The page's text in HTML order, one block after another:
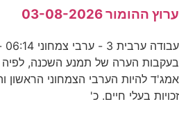
ערוץ ההומור 03-08-2026
בעקבות הערה של תמנע השכנה, לפיה
אמג'ד להיות הערבי הצמחוני הראשון
זכויות בעלי חיים. כ'